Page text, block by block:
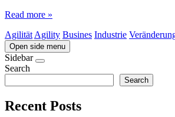
Read more »
Agilität Agility Busines Industrie
Open side menu
Sidebar
Search
Search
Recent Posts